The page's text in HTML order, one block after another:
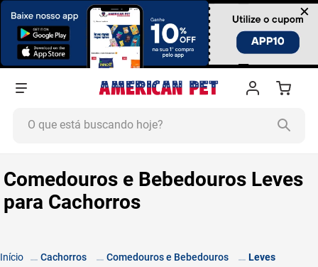
×
Comedouros e Bebedouros Leves
para Cachorros
Cachorros Comedouros e Bebedouros Leves
1º
ração cachorro
4º
areia